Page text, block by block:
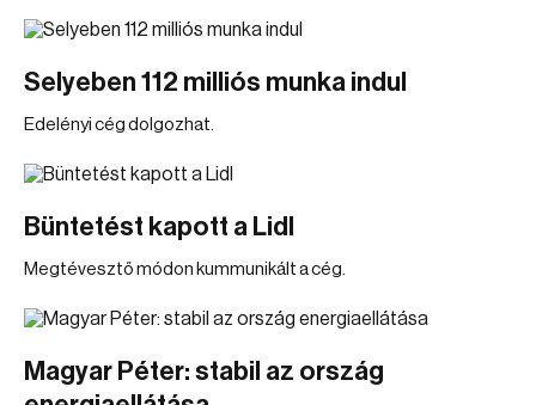
Selyeben 112 milliós munka indul
Edelényi cég dolgozhat.
Büntetést kapott a Lidl
Megtévesztő módon kummunikált a cég.
Magyar Péter: stabil az ország